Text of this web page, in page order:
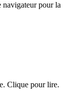
navigateur pour la
Clique pour lire.